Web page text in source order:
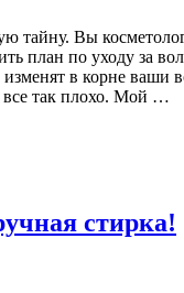
Вы
по уходу за
в корне
все так плохо. Мой …
стирка!